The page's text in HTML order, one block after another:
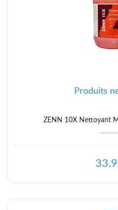
Produits
ZENN 10X Nettoyant